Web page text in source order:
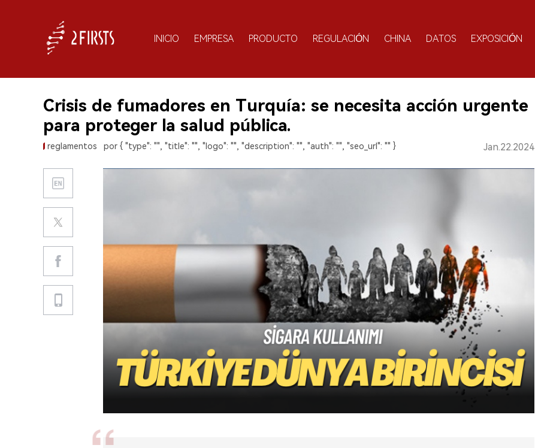
INICIO EMPRESA PRODUCTO REGULACIÓN CHINA DATOS EXPOSICIÓN
Crisis de fumadores en Turquía: se necesita acción urgente
para proteger la salud pública.
reglamentos por { "type": "", "title": "", "logo": "", "description": "", "auth": "", "seo_url": "" } Jan.22.2024